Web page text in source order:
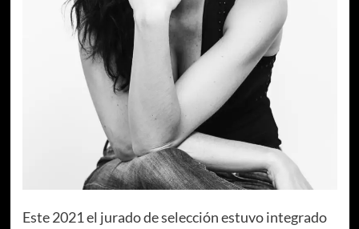
Este 2021 el jurado de selección estuvo integrado